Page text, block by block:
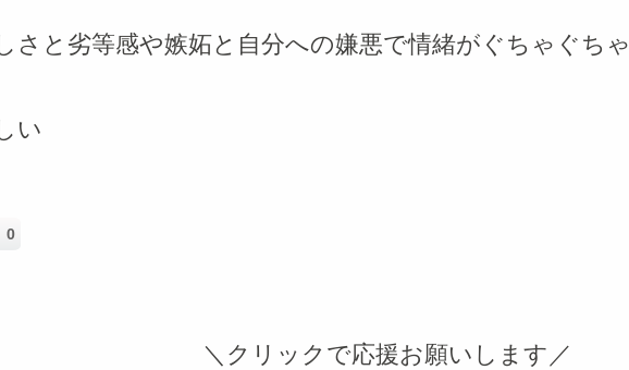
さと劣等感や嫉妬と自分への嫌悪で情緒がぐちゃぐちゃ
い
0
＼クリックで応援お願いします／